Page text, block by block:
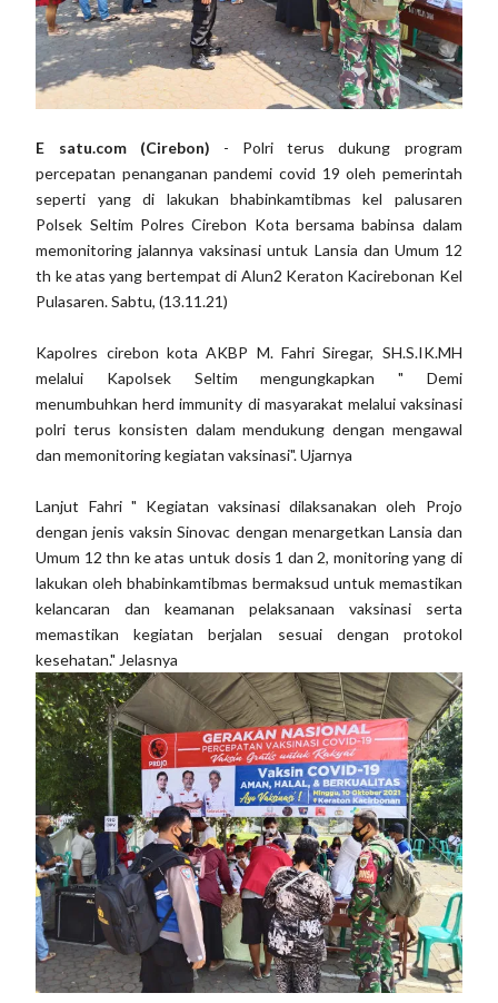
E satu.com (Cirebon) - Polri terus dukung program
percepatan penanganan pandemi covid 19 oleh pemerintah
seperti yang di lakukan bhabinkamtibmas kel palusaren
Polsek Seltim Polres Cirebon Kota bersama babinsa dalam
memonitoring jalannya vaksinasi untuk Lansia dan Umum 12
th ke atas yang bertempat di Alun2 Keraton Kacirebonan Kel
Pulasaren. Sabtu, (13.11.21)
Kapolres cirebon kota AKBP M. Fahri Siregar, SH.S.IK.MH
melalui Kapolsek Seltim mengungkapkan " Demi
menumbuhkan herd immunity di masyarakat melalui vaksinasi
polri terus konsisten dalam mendukung dengan mengawal
dan memonitoring kegiatan vaksinasi". Ujarnya
Lanjut Fahri " Kegiatan vaksinasi dilaksanakan oleh Projo
dengan jenis vaksin Sinovac dengan menargetkan Lansia dan
Umum 12 thn ke atas untuk dosis 1 dan 2, monitoring yang di
lakukan oleh bhabinkamtibmas bermaksud untuk memastikan
kelancaran dan keamanan pelaksanaan vaksinasi serta
memastikan kegiatan berjalan sesuai dengan protokol
kesehatan." Jelasnya